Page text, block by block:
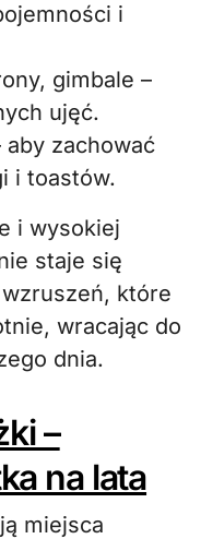
i
gimbale –
ujęć.
zachować
i toastów.
i wysokiej
staje się
które
wracając do
dnia.
–
na lata
miejsca